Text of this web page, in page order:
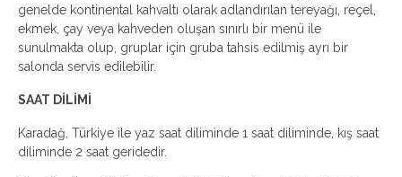
genelde kontinental kahvaltı olarak adlandırılan tereyağı, reçel,
ekmek, çay veya kahveden oluşan sınırlı bir menü ile
sunulmakta olup, gruplar için gruba tahsis edilmiş ayrı bir
salonda servis edilebilir.
SAAT DİLİMİ
Karadağ, Türkiye ile yaz saat diliminde 1 saat diliminde, kış saat
diliminde 2 saat geridedir.